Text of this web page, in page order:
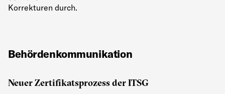
Korrekturen durch.
Behördenkommunikation
Neuer Zertifikatsprozess der ITSG